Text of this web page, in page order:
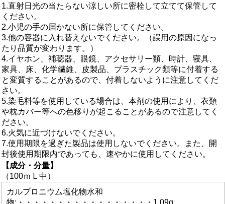
1.直射日光の当たらない涼しい所に密栓して立てて保管して
ください。
2.小児の手の届かない所に保管してください。
3.他の容器に入れ替えないでください。（誤用の原因になっ
たり品質が変わります。）
4.イヤホン、補聴器、眼鏡、アクセサリー類、時計、寝具、
家具、床、化学繊維、皮製品、プラスチック類等に付着する
と変質することがあるので、付着しないように注意してくだ
さい。
5.染毛料等を使用している場合は、本剤の使用により、衣類
や枕カバー等への色移りが起こることがあるので注意してく
ださい。
6.火気に近づけないでください。
7.使用期限を過ぎた製品は使用しないでください。また、開
封後使用期限内であっても、速やかに使用してください。
【成分・分量】
（100ｍＬ中）
カルプロニウム塩化物水和
物:・・・・・・・・・・・・・・・・・1.09g